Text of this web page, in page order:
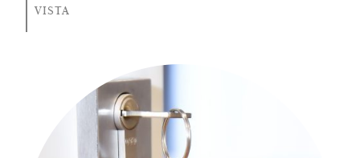
VISTA